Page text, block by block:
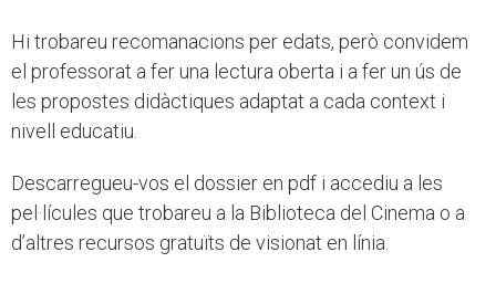
Hi trobareu recomanacions per edats, però convidem
el professorat a fer una lectura oberta i a fer un ús de
les propostes didàctiques adaptat a cada context i
nivell educatiu.
Descarregueu-vos el dossier en pdf i accediu a les
pel·lícules que trobareu a la Biblioteca del Cinema o a
d’altres recursos gratuïts de visionat en línia.